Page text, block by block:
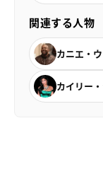
関連する人物
カニエ・
カイリー